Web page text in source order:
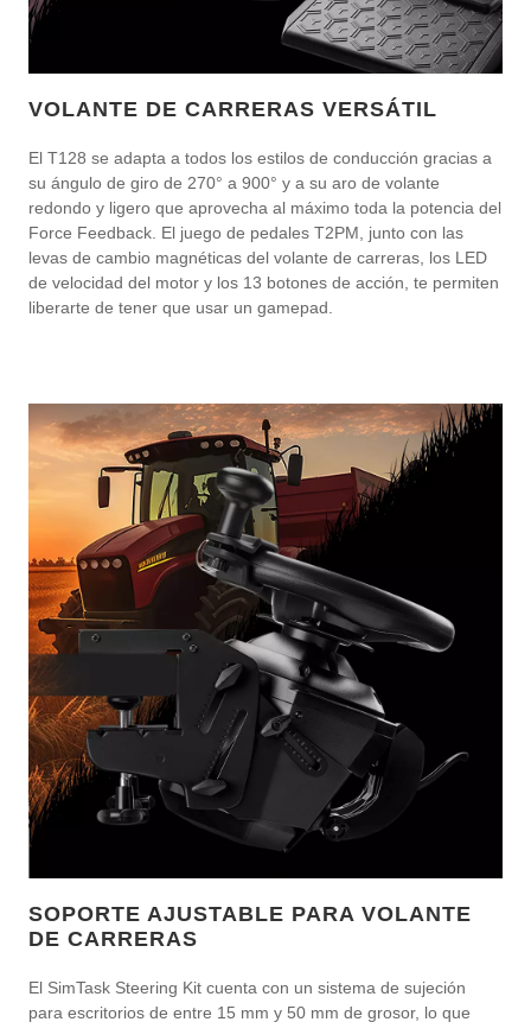
VOLANTE DE CARRERAS VERSÁTIL
El T128 se adapta a todos los estilos de conducción gracias a
su ángulo de giro de 270° a 900° y a su aro de volante
redondo y ligero que aprovecha al máximo toda la potencia del
Force Feedback. El juego de pedales T2PM, junto con las
levas de cambio magnéticas del volante de carreras, los LED
de velocidad del motor y los 13 botones de acción, te permiten
liberarte de tener que usar un gamepad.
SOPORTE AJUSTABLE PARA VOLANTE
DE CARRERAS
El SimTask Steering Kit cuenta con un sistema de sujeción
para escritorios de entre 15 mm y 50 mm de grosor, lo que